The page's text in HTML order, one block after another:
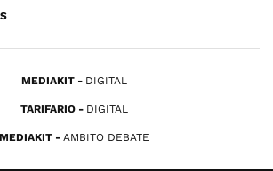
MEDIAKIT DIGITAL
TARIFARIO DIGITAL
MEDIAKIT AMBITO DEBATE